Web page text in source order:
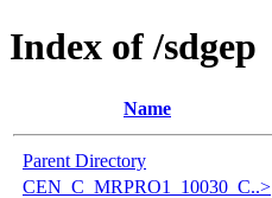
Index of /sdgep
Name
Parent Directory
CEN_C_MRPRO1_10030_C..>